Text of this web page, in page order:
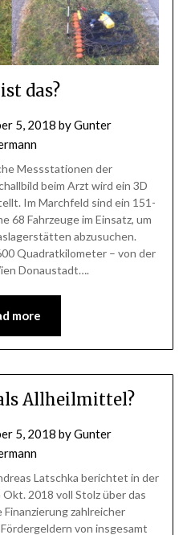
das?
5, 2018 byGunter
Messstationen der
beim Arzt wird ein 3D
Im Marchfeld sind ein 151-
68 Fahrzeuge im Einsatz, um
abzusuchen.
Quadratkilometer – von der
Donaustadt….
more
Allheilmittel?
5, 2018 byGunter
Latschka berichtet in der
2018 voll Stolz über das
Finanzierung zahlreicher
von insgesamt